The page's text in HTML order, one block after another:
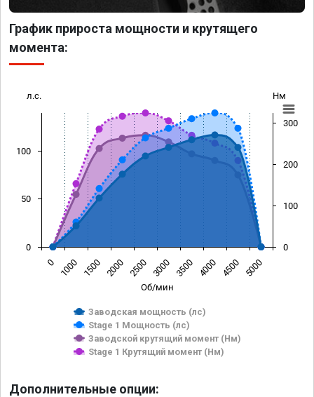
График прироста мощности и крутящего
момента:
Об/мин
л.с. Нм
Заводская мощность (лс)
Stage 1 Мощность (лс)
Заводской крутящий момент (Нм)
Stage 1 Крутящий момент (Нм)
0 1000 1500 2000 2500 3000 3500 4000 4500 5000
0
50
100
0
100
200
300
Дополнительные опции: